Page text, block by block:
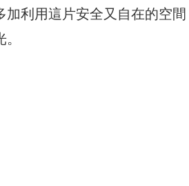
加利用這片安全又自在的空